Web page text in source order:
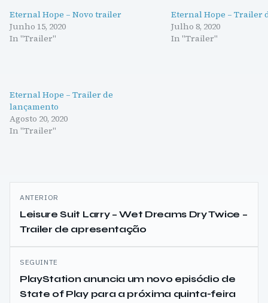
Eternal Hope – Novo trailer
Junho 15, 2020
In "Trailer"
Eternal Hope – Trailer
Julho 8, 2020
In "Trailer"
Eternal Hope – Trailer de
lançamento
Agosto 20, 2020
In "Trailer"
Navegação
de
artigos
ANTERIOR
Leisure Suit Larry – Wet Dreams Dry Twice –
Trailer de apresentação
SEGUINTE
PlayStation anuncia um novo episódio de
State of Play para a próxima quinta-feira